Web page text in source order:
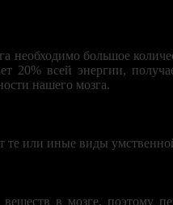
необходимо большое
20% всей энергии,
нашего мозга.
или иные виды
в мозге, поэтому